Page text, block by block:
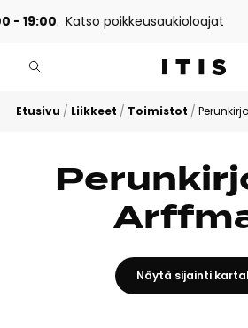
- 19:00. Katso poikkeusaukioloajat
Etusivu / Liikkeet / Toimistot /
Näytä sijainti